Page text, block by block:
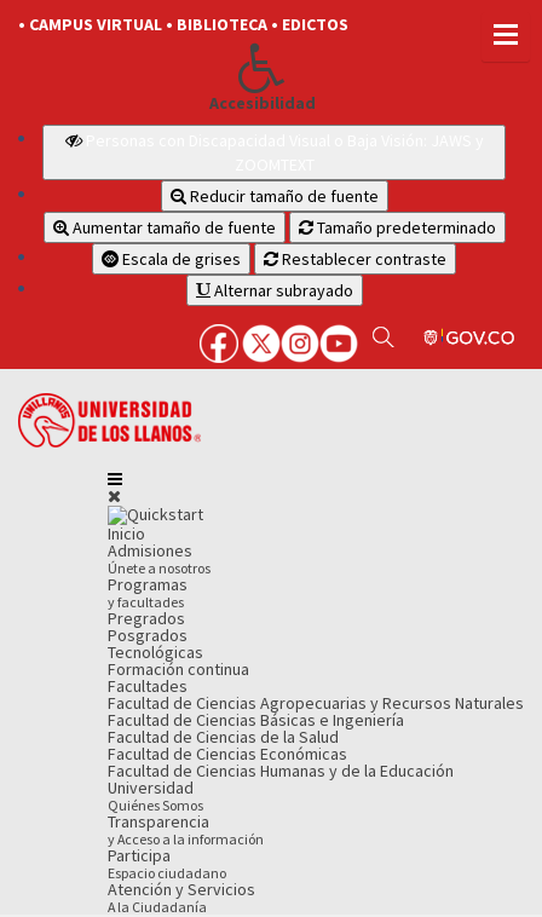
• CAMPUS VIRTUAL • BIBLIOTECA • EDICTOS
Accesibilidad
Reducir tamaño de fuente
Aumentar tamaño de fuente
Tamaño predeterminado
Escala de grises
Restablecer contraste
Alternar subrayado
Inicio
Admisiones
Únete a nosotros
Programas
y facultades
Pregrados
Posgrados
Tecnológicas
Formación continua
Facultades
Facultad de Ciencias Agropecuarias y Recursos Naturales
Facultad de Ciencias Básicas e Ingeniería
Facultad de Ciencias de la Salud
Facultad de Ciencias Económicas
Facultad de Ciencias Humanas y de la Educación
Universidad
Quiénes Somos
Transparencia
y Acceso a la información
Participa
Espacio ciudadano
Atención y Servicios
A la Ciudadanía